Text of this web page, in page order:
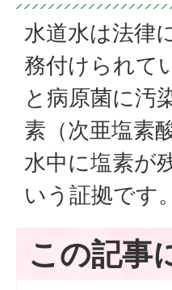
水道水は法律
務付けられて
と病原菌に汚
素（次亜塩素
水中に塩素が
いう証拠です。
この記事